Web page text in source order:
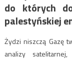
do których
palestyńskiej
Żydzi niszczą Gazę
analizy